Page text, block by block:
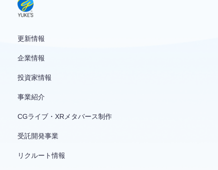
更新情報
企業情報
投資家情報
事業紹介
CGライブ・XRメタバース制作
受託開発事業
リクルート情報